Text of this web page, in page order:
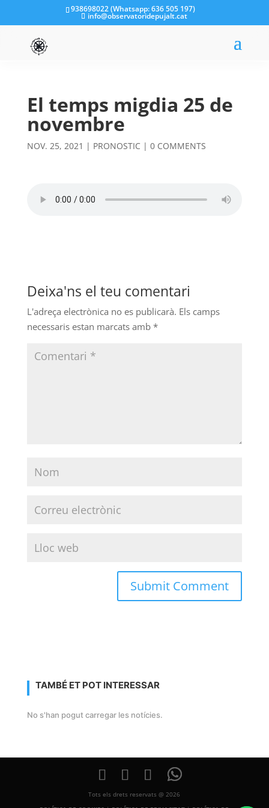
938698022 (Whatsapp: 636 505 197)
info@observatoridepujalt.cat
El temps migdia 25 de
novembre
NOV. 25, 2021 | PRONOSTIC | 0 COMMENTS
Deixa'ns el teu comentari
L'adreça electrònica no es publicarà. Els camps
necessaris estan marcats amb *
TAMBÉ ET POT INTERESSAR
No s'han pogut carregar les notícies.
Tots els drets reservats @ 2026